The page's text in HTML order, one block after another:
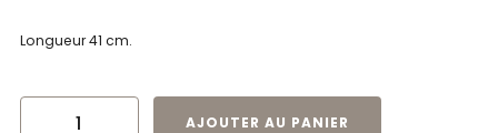
Longueur 41 cm.
QUANTITÉ DE BROSSE DE MASSAGE ET BIEN-ÊTRE | ID
AJOUTER AU PANIER